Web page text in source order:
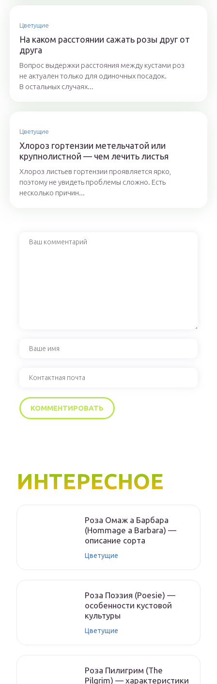
Цветущие
На каком расстоянии сажать розы друг от
друга
Вопрос выдержки расстояния между кустами роз
не актуален только для одиночных посадок.
В остальных случаях...
Цветущие
Хлороз гортензии метельчатой или
крупнолистной — чем лечить листья
Хлороз листьев гортензии проявляется ярко,
поэтому не увидеть проблемы сложно. Есть
несколько причин...
ИНТЕРЕСНОЕ
Роза Омаж а Барбара
(Hommage a Barbara) —
описание сорта
Цветущие
Роза Поэзия (Poesie) —
особенности кустовой
культуры
Цветущие
Роза Пилигрим (The
Pilgrim) — характеристики